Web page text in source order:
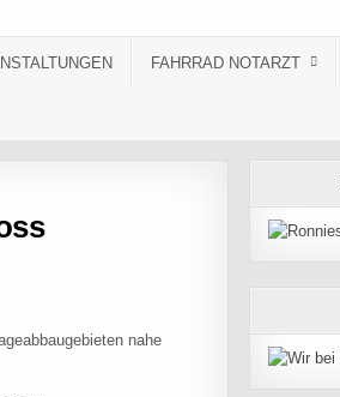
FAHRRAD NOTARZT
nahe